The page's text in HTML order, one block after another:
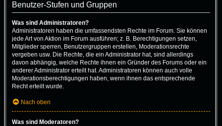
Benutzer-Stufen und Gruppen
Was sind Administratoren?
Administratoren haben die umfassendsten Rechte im Forum. Sie können
jede Art von Aktion im Forum ausführen; z. B. Berechtigungen setzen,
Mitglieder sperren, Benutzergruppen erstellen, Moderationsrechte
vergeben usw. Die Rechte, die ein Administrator hat, sind allerdings
davon abhängig, welche Rechte ihnen ein Gründer des Forums oder ein
anderer Administrator erteilt hat. Administratoren können auch volle
Moderationsberechtigungen haben, wenn ihnen das entsprechende
Recht erteilt wurde.
Nach oben
Was sind Moderatoren?